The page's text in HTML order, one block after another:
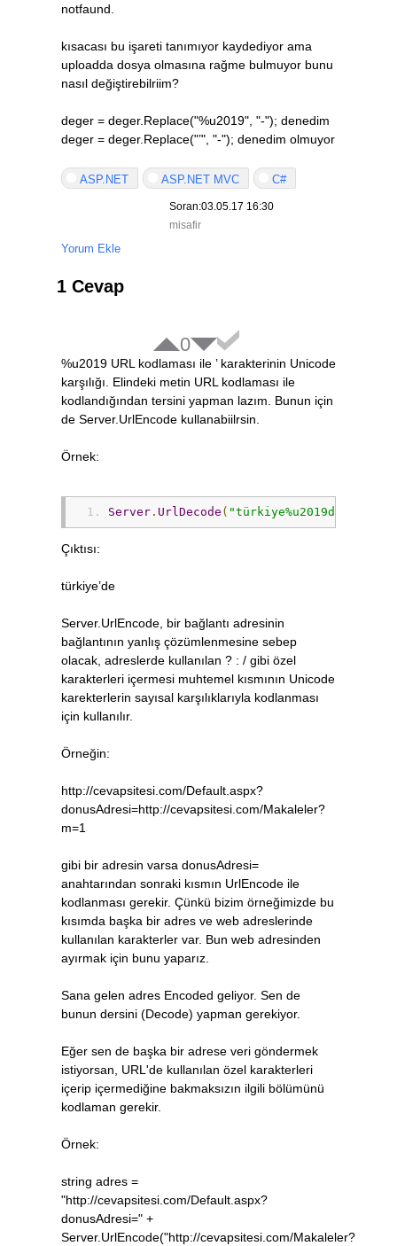
notfaund.
kısacası bu işareti tanımıyor kaydediyor ama
uploadda dosya olmasına rağme bulmuyor bunu
nasıl değiştirebilriim?
deger = deger.Replace("%u2019", "-"); denedim
deger = deger.Replace("’", "-"); denedim olmuyor
ASP.NET ASP.NET MVC C#
Soran:03.05.17 16:30
misafir
Yorum Ekle
1 Cevap
0
%u2019 URL kodlaması ile ’ karakterinin Unicode
karşılığı. Elindeki metin URL kodlaması ile
kodlandığından tersini yapman lazım. Bunun için
de Server.UrlEncode kullanabiilrsin.
Örnek:
Server . UrlDecode ( "türkiye%u2019de"
Çıktısı:
türkiye’de
Server.UrlEncode, bir bağlantı adresinin
bağlantının yanlış çözümlenmesine sebep
olacak, adreslerde kullanılan ? : / gibi özel
karakterleri içermesi muhtemel kısmının Unicode
karekterlerin sayısal karşılıklarıyla kodlanması
için kullanılır.
Örneğin:
http://cevapsitesi.com/Default.aspx?
donusAdresi=http://cevapsitesi.com/Makaleler?
m=1
gibi bir adresin varsa donusAdresi=
anahtarından sonraki kısmın UrlEncode ile
kodlanması gerekir. Çünkü bizim örneğimizde bu
kısımda başka bir adres ve web adreslerinde
kullanılan karakterler var. Bun web adresinden
ayırmak için bunu yaparız.
Sana gelen adres Encoded geliyor. Sen de
bunun dersini (Decode) yapman gerekiyor.
Eğer sen de başka bir adrese veri göndermek
istiyorsan, URL'de kullanılan özel karakterleri
içerip içermediğine bakmaksızın ilgili bölümünü
kodlaman gerekir.
Örnek:
string adres =
"http://cevapsitesi.com/Default.aspx?
donusAdresi=" +
Server.UrlEncode("http://cevapsitesi.com/Makaleler?